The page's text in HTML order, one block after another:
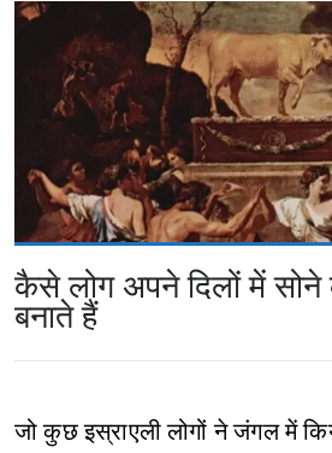
कैसे लोग अपने दिलों में सोने
बनाते हैं
जो कुछ इस्राएली लोगों ने जंगल में